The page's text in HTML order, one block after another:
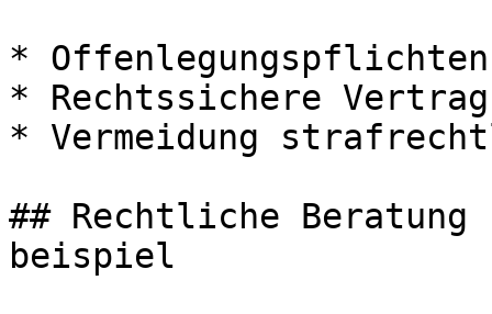
* Offenlegungspflichten
* Rechtssichere
* Vermeidung
## Rechtliche
beispiel